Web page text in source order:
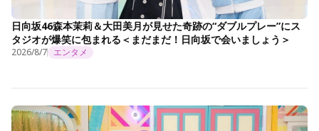
日向坂46森本茉莉＆大田美月が見せた奇跡の“ダブルプレー”にス
タジオが爆笑に包まれる＜まだまだ！日向坂で会いましょう＞
2026/8/7 エンタメ